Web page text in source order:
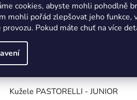
cookies, abyste mohli pohodlně
mohli pořád zlepšovat jeho funkce,
provozu. Pokud máte chuť na více
Kužele PASTORELLI - JUNIOR